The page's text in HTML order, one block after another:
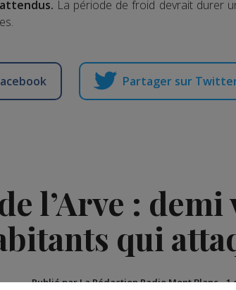
La période de froid devrait durer
Partager sur
l’Arve :
qui
Publié par La Rédaction Radio Mont Blanc-1